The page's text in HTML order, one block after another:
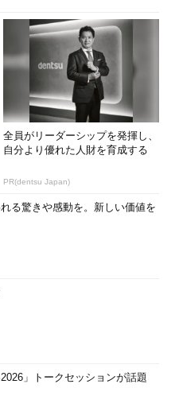
全員がリーダーシップを発揮し、
自分より優れた人財を育成する
PR(dentsu Japan)
れる驚きや感動を。新しい価値を
」トークセッションが話題